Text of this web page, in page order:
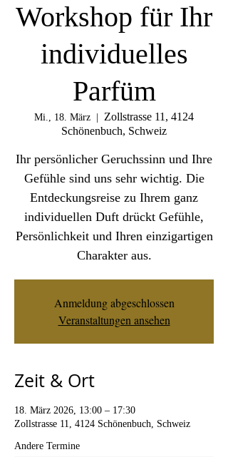
Workshop für Ihr
individuelles
Parfüm
Mi., 18. März
Zollstrasse 11, 4124
Schönenbuch, Schweiz
Ihr persönlicher Geruchssinn und Ihre
Gefühle sind uns sehr wichtig. Die
Entdeckungsreise zu Ihrem ganz
individuellen Duft drückt Gefühle,
Persönlichkeit und Ihren einzigartigen
Charakter aus.
Anmeldung abgeschlossen
Veranstaltungen ansehen
Zeit & Ort
18. März 2026, 13:00 – 17:30
Zollstrasse 11, 4124 Schönenbuch, Schweiz
Andere Termine